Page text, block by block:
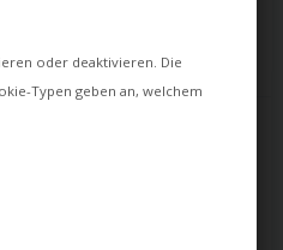
oder deaktivieren. Die
Typen geben an, welchem